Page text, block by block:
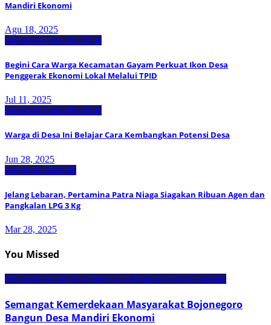
Mandiri Ekonomi
Agu 18, 2025
Ekonomi Lokal Headline
Begini Cara Warga Kecamatan Gayam Perkuat Ikon Desa
Penggerak Ekonomi Lokal Melalui TPID
Jul 11, 2025
Ekonomi Lokal Headline
Warga di Desa Ini Belajar Cara Kembangkan Potensi Desa
Jun 28, 2025
Ekonomi Nasional
Jelang Lebaran, Pertamina Patra Niaga Siagakan Ribuan Agen dan
Pangkalan LPG 3 Kg
Mar 28, 2025
You Missed
Ekonomi Kreatif dan Pariwisata Ekonomi Lokal Headline
Semangat Kemerdekaan Masyarakat Bojonegoro
Bangun Desa Mandiri Ekonomi